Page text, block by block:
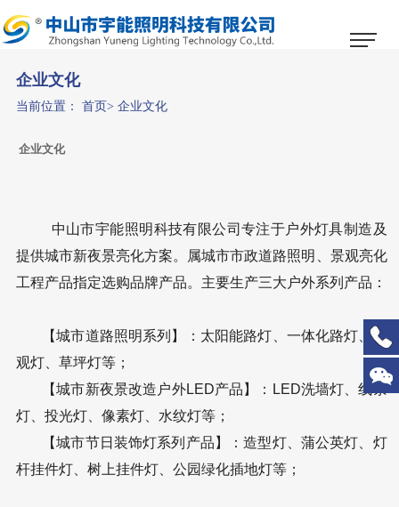
1
企业文化
当前位置： 首页> 企业文化
企业文化
中山市宇能照明科技有限公司专注于户外灯具制造及
提供城市新夜景亮化方案。属城市市政道路照明、景观亮化
工程产品指定选购品牌产品。主要生产三大户外系列产品：
【城市道路照明系列】：太阳能路灯、一体化路灯、景
观灯、草坪灯等；
【城市新夜景改造户外LED产品】：LED洗墙灯、线条
灯、投光灯、像素灯、水纹灯等；
【城市节日装饰灯系列产品】：造型灯、蒲公英灯、灯
杆挂件灯、树上挂件灯、公园绿化插地灯等；